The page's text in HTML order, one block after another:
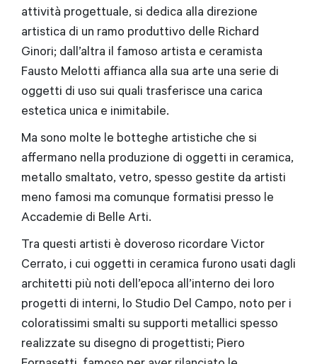
attività progettuale, si dedica alla direzione
artistica di un ramo produttivo delle Richard
Ginori; dall’altra il famoso artista e ceramista
Fausto Melotti affianca alla sua arte una serie di
oggetti di uso sui quali trasferisce una carica
estetica unica e inimitabile.
Ma sono molte le botteghe artistiche che si
affermano nella produzione di oggetti in ceramica,
metallo smaltato, vetro, spesso gestite da artisti
meno famosi ma comunque formatisi presso le
Accademie di Belle Arti.
Tra questi artisti è doveroso ricordare Victor
Cerrato, i cui oggetti in ceramica furono usati dagli
architetti più noti dell’epoca all’interno dei loro
progetti di interni, lo Studio Del Campo, noto per i
coloratissimi smalti su supporti metallici spesso
realizzate su disegno di progettisti; Piero